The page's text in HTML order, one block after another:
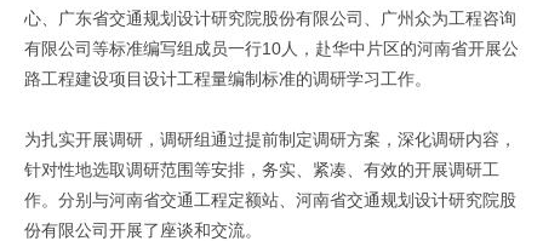
心、广东省交通规划设计研究院股份有限公司、广州众为工程咨询
有限公司等标准编写组成员一行10人，赴华中片区的河南省开展公
路工程建设项目设计工程量编制标准的调研学习工作。
为扎实开展调研，调研组通过提前制定调研方案，深化调研内容，
针对性地选取调研范围等安排，务实、紧凑、有效的开展调研工
作。分别与河南省交通工程定额站、河南省交通规划设计研究院股
份有限公司开展了座谈和交流。